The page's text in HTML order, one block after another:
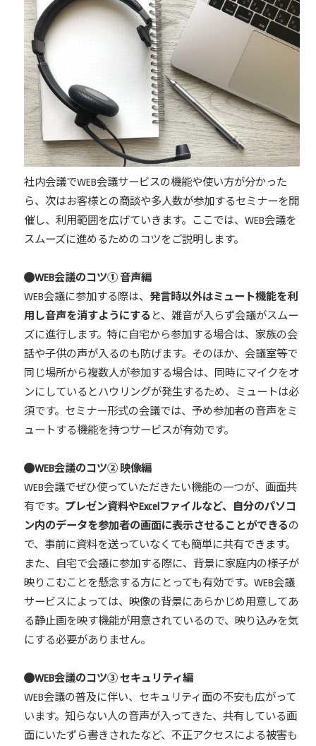
社内会議でWEB会議サービスの機能や使い方が分かった
ら、次はお客様との商談や多人数が参加するセミナーを開
催し、利用範囲を広げていきます。ここでは、WEB会議を
スムーズに進めるためのコツをご説明します。
WEB会議のコツ① 音声編
WEB会議に参加する際は、 発言時以外はミュート機能を利
用し音声を消すようにする と、雑音が入らず会議がスムー
ズに進行します。特に自宅から参加する場合は、家族の会
話や子供の声が入るのも防げます。そのほか、会議室等で
同じ場所から複数人が参加する場合は、同時にマイクをオ
ンにしているとハウリングが発生するため、ミュートは必
須です。セミナー形式の会議では、予め参加者の音声をミ
ュートする機能を持つサービスが有効です。
WEB会議のコツ② 映像編
WEB会議でぜひ使っていただきたい機能の一つが、画面共
有です。 プレゼン資料やExcelファイルなど、自分のパソコ
ン内のデータを参加者の画面に表示させることができるの
で、事前に資料を送っていなくても簡単に共有できます。
また、自宅で会議に参加する際に、背景に家庭内の様子が
映りこむことを懸念する方にとっても有効です。WEB会議
サービスによっては、映像の背景にあらかじめ用意してあ
る静止画を映す機能が用意されているので、映り込みを気
にする必要がありません。
WEB会議のコツ③ セキュリティ編
WEB会議の普及に伴い、セキュリティ面の不安も広がって
います。知らない人の音声が入ってきた、共有している画
面にいたずら書きされたなど、不正アクセスによる被害も